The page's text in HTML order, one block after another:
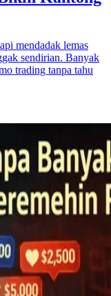
mendadak lemas
sendirian. Banyak
trading tanpa tahu